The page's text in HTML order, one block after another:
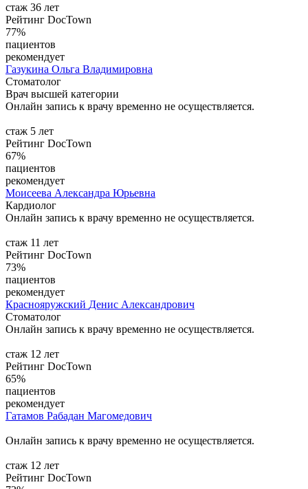
стаж 36 лет
Рейтинг DocTown
77%
пациентов
рекомендует
Газукина Ольга Владимировна
Стоматолог
Врач высшей категории
Онлайн запись к врачу временно не осуществляется.
стаж 5 лет
Рейтинг DocTown
67%
пациентов
рекомендует
Моисеева Александра Юрьевна
Кардиолог
Онлайн запись к врачу временно не осуществляется.
стаж 11 лет
Рейтинг DocTown
73%
пациентов
рекомендует
Краснояружский Денис Александрович
Стоматолог
Онлайн запись к врачу временно не осуществляется.
стаж 12 лет
Рейтинг DocTown
65%
пациентов
рекомендует
Гатамов Рабадан Магомедович
Онлайн запись к врачу временно не осуществляется.
стаж 12 лет
Рейтинг DocTown